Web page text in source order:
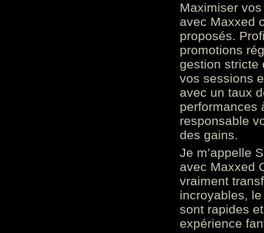
Maximiser
avec Maxxed
proposés.
promotions
gestion stricte
vos sessions
avec un taux
performances
responsable
des gains.
Je m’appelle
avec Maxxed
vraiment
incroyables,
sont rapides
expérience